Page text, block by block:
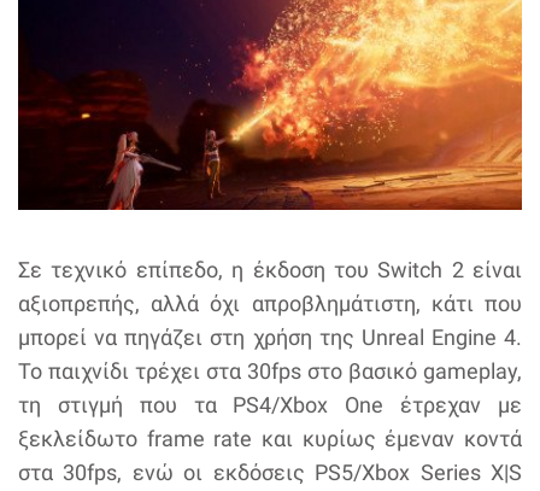
Σε τεχνικό επίπεδο, η έκδοση του Switch 2 είναι
αξιοπρεπής, αλλά όχι απροβλημάτιστη, κάτι που
μπορεί να πηγάζει στη χρήση της Unreal Engine 4.
Το παιχνίδι τρέχει στα 30fps στο βασικό gameplay,
τη στιγμή που τα PS4/Xbox One έτρεχαν με
ξεκλείδωτο frame rate και κυρίως έμεναν κοντά
στα 30fps, ενώ οι εκδόσεις PS5/Xbox Series X|S